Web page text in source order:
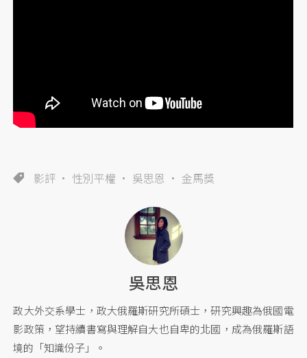
影評 性別平權 吳思恩 金馬獎
吳思恩
政大外交系學士，政大俄羅斯研究所碩士，研究興趣為俄國電
影政策，望持續書寫與理解自大也自卑的北國，成為俄羅斯語
境的「知識份子」。